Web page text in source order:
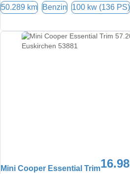
50.289 km Benzin 100 kw (136 PS)
Mini Cooper Essential Trim